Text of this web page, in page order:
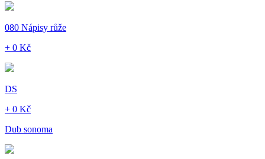
080 Nápisy růže
+ 0 Kč
DS
+ 0 Kč
Dub sonoma